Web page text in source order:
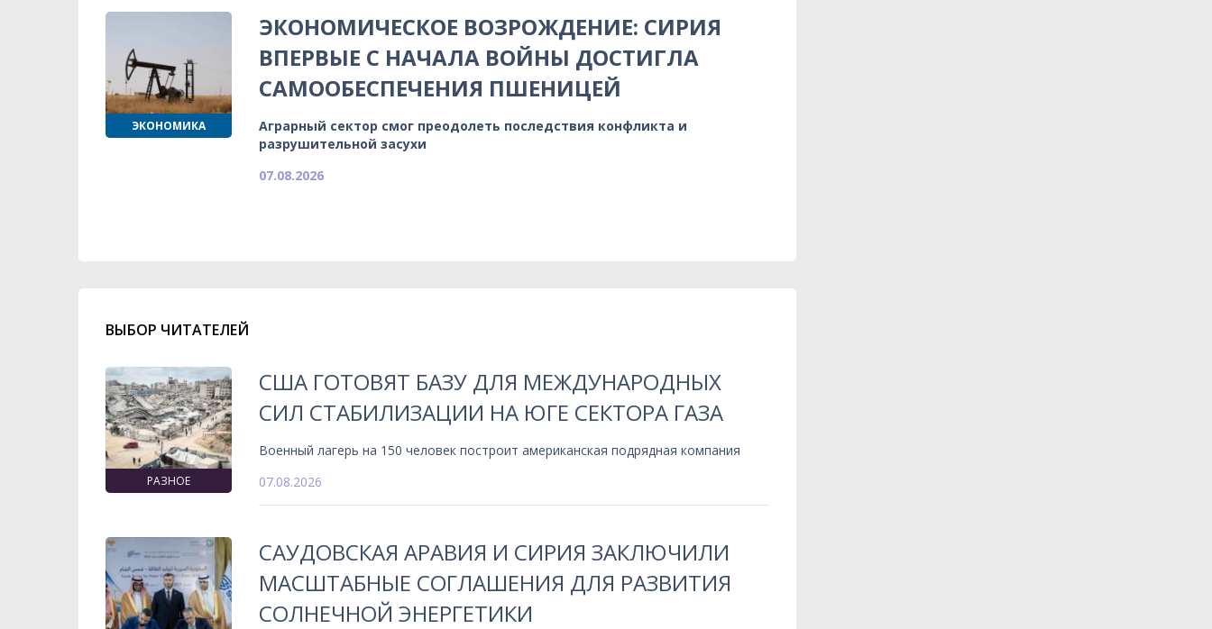
ЭКОНОМИКА
ЭКОНОМИЧЕСКОЕ ВОЗРОЖДЕНИЕ: СИРИЯ
ВПЕРВЫЕ С НАЧАЛА ВОЙНЫ ДОСТИГЛА
САМООБЕСПЕЧЕНИЯ ПШЕНИЦЕЙ
Аграрный сектор смог преодолеть последствия конфликта и
разрушительной засухи
07.08.2026
ВЫБОР ЧИТАТЕЛЕЙ
РАЗНОЕ
США ГОТОВЯТ БАЗУ ДЛЯ МЕЖДУНАРОДНЫХ
СИЛ СТАБИЛИЗАЦИИ НА ЮГЕ СЕКТОРА ГАЗА
Военный лагерь на 150 человек построит американская подрядная компания
07.08.2026
САУДОВСКАЯ АРАВИЯ И СИРИЯ ЗАКЛЮЧИЛИ
МАСШТАБНЫЕ СОГЛАШЕНИЯ ДЛЯ РАЗВИТИЯ
СОЛНЕЧНОЙ ЭНЕРГЕТИКИ